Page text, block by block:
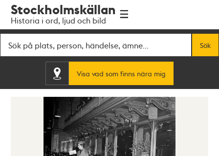
navigationen
huvudinnehållet
Stockholmskällan
Historia i ord, ljud och bild
Sök
Visa vad som finns nära mig